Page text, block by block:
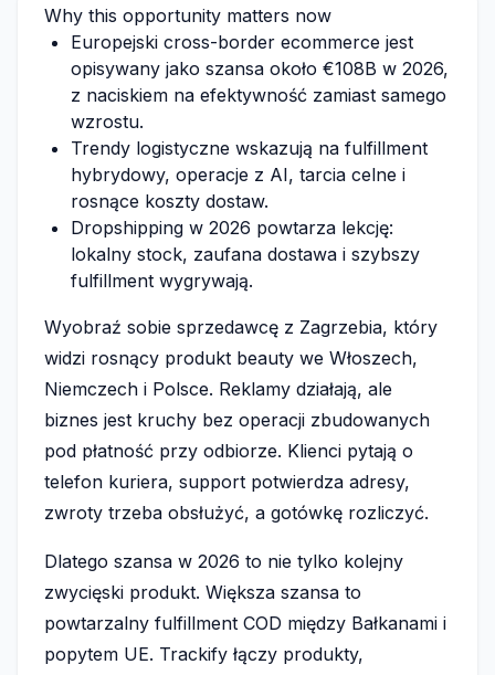
Why this opportunity matters now
Europejski cross-border ecommerce jest
opisywany jako szansa około €108B w 2026,
z naciskiem na efektywność zamiast samego
wzrostu.
Trendy logistyczne wskazują na fulfillment
hybrydowy, operacje z AI, tarcia celne i
rosnące koszty dostaw.
Dropshipping w 2026 powtarza lekcję:
lokalny stock, zaufana dostawa i szybszy
fulfillment wygrywają.
Wyobraź sobie sprzedawcę z Zagrzebia, który
widzi rosnący produkt beauty we Włoszech,
Niemczech i Polsce. Reklamy działają, ale
biznes jest kruchy bez operacji zbudowanych
pod płatność przy odbiorze. Klienci pytają o
telefon kuriera, support potwierdza adresy,
zwroty trzeba obsłużyć, a gotówkę rozliczyć.
Dlatego szansa w 2026 to nie tylko kolejny
zwycięski produkt. Większa szansa to
powtarzalny fulfillment COD między Bałkanami i
popytem UE. Trackify łączy produkty,